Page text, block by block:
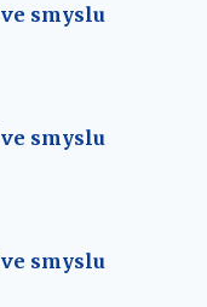
smyslu
smyslu
smyslu